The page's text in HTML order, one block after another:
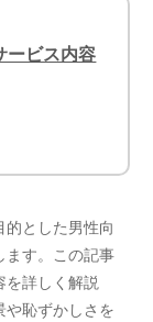
ービス内容
とした男性向
ます。この記事
を詳しく解説
や恥ずかしさを